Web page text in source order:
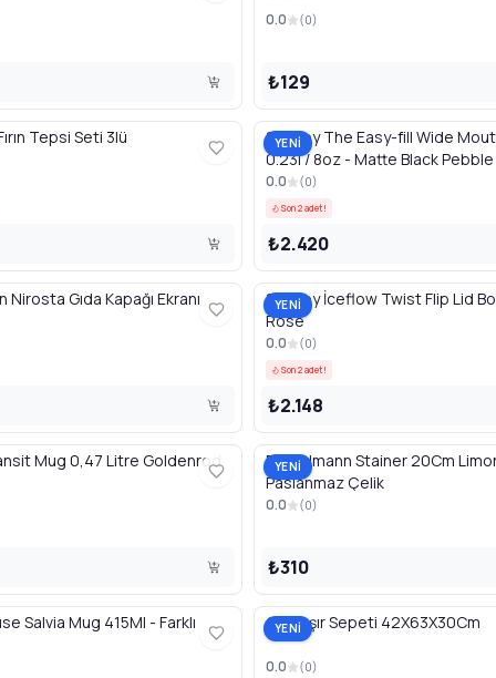
0.0 (0)
₺129
Tepsi Seti 3lü YENİ
Stanley The Easy-fill Wide
0.23l / 8oz - Matte Black Pebble
0.0 (0)
Son 2 adet!
₺2.420
Nirosta Gıda Kapağı Ekranı YENİ
Stanley İceflow Twist Flip Lid
Rose
0.0 (0)
Son 2 adet!
₺2.148
Mug 0,47 Litre Goldenrod
YENİ
Fackelmann Stainer 20Cm
Paslanmaz Çelik
0.0 (0)
₺310
Salvia Mug 415Ml - Farklı
YENİ
Çamaşır Sepeti 42X63X30Cm
0.0 (0)